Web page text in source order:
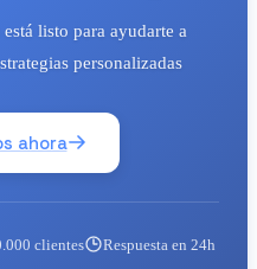
listo para ayudarte a
personalizadas
ahora
clientes Respuesta en 24h